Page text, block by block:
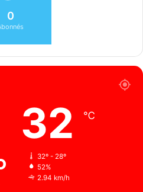
0
32 ℃
32º - 28º
52%
2.94 km/h